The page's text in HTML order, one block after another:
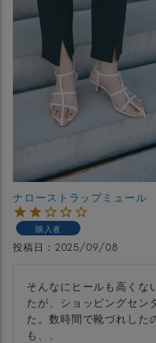
ナローストラップミュール
購入者
投稿日 2025/09/08
そんなにヒールも高くな
たが、ショッピングセン
た。数時間で靴づれした
も、、